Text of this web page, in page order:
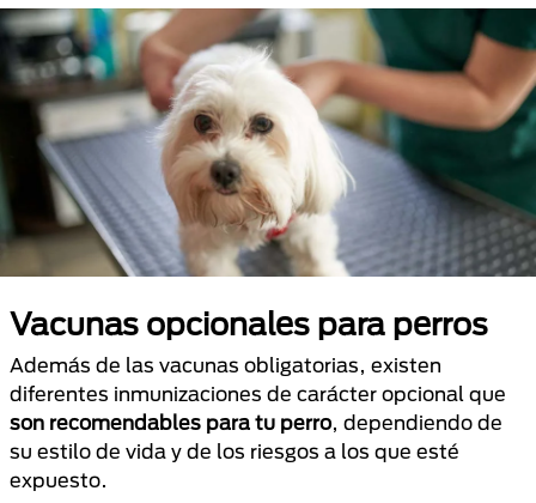
Vacunas opcionales para perros
Además de las vacunas obligatorias, existen
diferentes inmunizaciones de carácter opcional que
son recomendables para tu perro, dependiendo de
su estilo de vida y de los riesgos a los que esté
expuesto.